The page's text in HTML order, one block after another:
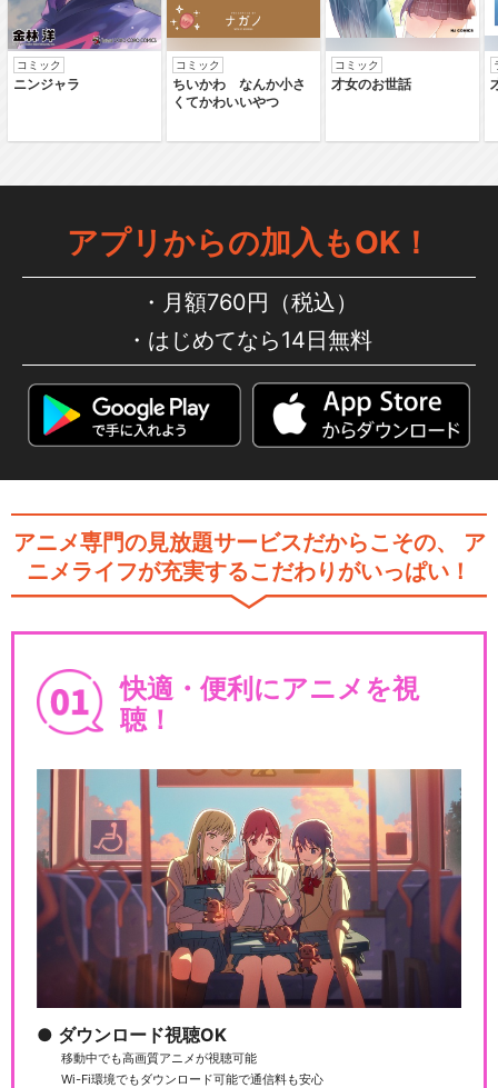
ミュージカル『刀剣乱舞』 ～
真剣乱舞祭2016～
三百年の子守唄～
ミュージカル『刀剣乱舞』 in
嚴島神社
ミュージカル『刀剣乱舞』 ～
つはものどもがゆめ…
真剣乱舞祭2017～
ミュージカル『刀剣乱舞』 ～
結びの響、始まりの…
コミック
ニンジャラ
コミック
ちいかわ なんか小さ
くてかわいいやつ
コミック
才女のお世話
アプリからの加入もOK！
月額760円（税込）
はじめてなら14日無料
アニメ専門の見放題サービスだからこその、
ア
ニメライフが充実するこだわりがいっぱい！
快適・便利にアニメを視
聴！
ダウンロード視聴OK
移動中でも高画質アニメが視聴可能
Wi-Fi環境でもダウンロード可能で通信料も安心